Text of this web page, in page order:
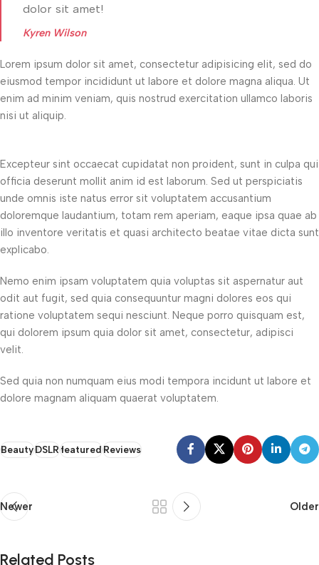
dolor sit amet!
Kyren Wilson
Lorem ipsum dolor sit amet, consectetur adipisicing elit, sed do
eiusmod tempor incididunt ut labore et dolore magna aliqua. Ut
enim ad minim veniam, quis nostrud exercitation ullamco laboris
nisi ut aliquip.
Excepteur sint occaecat cupidatat non proident, sunt in culpa qui
officia deserunt mollit anim id est laborum. Sed ut perspiciatis
unde omnis iste natus error sit voluptatem accusantium
doloremque laudantium, totam rem aperiam, eaque ipsa quae ab
illo inventore veritatis et quasi architecto beatae vitae dicta sunt
explicabo.
Nemo enim ipsam voluptatem quia voluptas sit aspernatur aut
odit aut fugit, sed quia consequuntur magni dolores eos qui
ratione voluptatem sequi nesciunt. Neque porro quisquam est,
qui dolorem ipsum quia dolor sit amet, consectetur, adipisci
velit.
Sed quia non numquam eius modi tempora incidunt ut labore et
dolore magnam aliquam quaerat voluptatem.
BeautyDSLRfeaturedReviews
Newer Older
Related Posts